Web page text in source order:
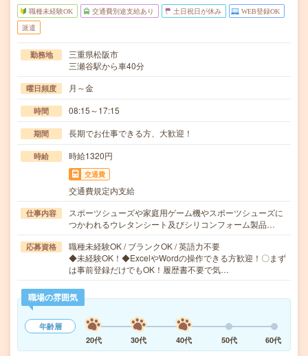
職種未経験OK 交通費別途支給あり 土日祝日が休み WEB登録OK
派遣
勤務地
三重県松阪市
三瀬谷駅から車40分
曜日頻度 月～金
時間 08:15～17:15
期間 長期でお仕事できる方、大歓迎！
時給 時給1320円
交通費
交通費規定内支給
仕事内容
スポーツシューズや家庭用ゲーム機やスポーツシューズに
つかわれるウレタンシート及びシリコンフォーム製品…
応募資格
職種未経験OK / ブランクOK / 英語力不要
◆未経験OK！◆ExcelやWordの操作できる方歓迎！〇まず
は事前登録だけでもOK！履歴書不要で気…
職場の雰囲気
年齢層
20代
30代 40代 50代 60代